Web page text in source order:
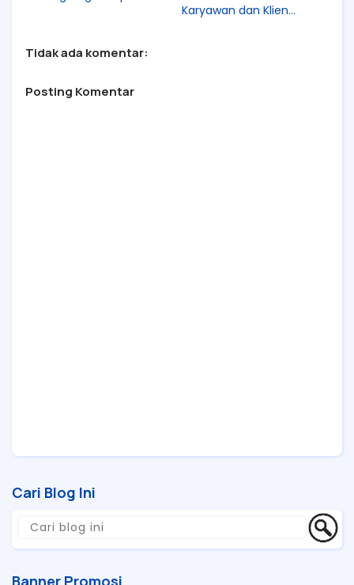
Karyawan dan Klien
Tidak ada komentar:
Posting Komentar
Cari Blog Ini
Banner Promosi